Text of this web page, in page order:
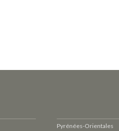
Pyrénées-Orientales